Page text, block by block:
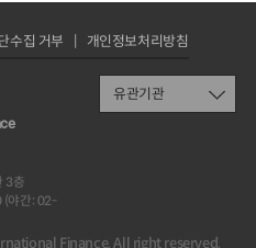
3층
(야간: 02-
Finance. All right reserved.
수집 거부 개인정보처리방침
유관기관